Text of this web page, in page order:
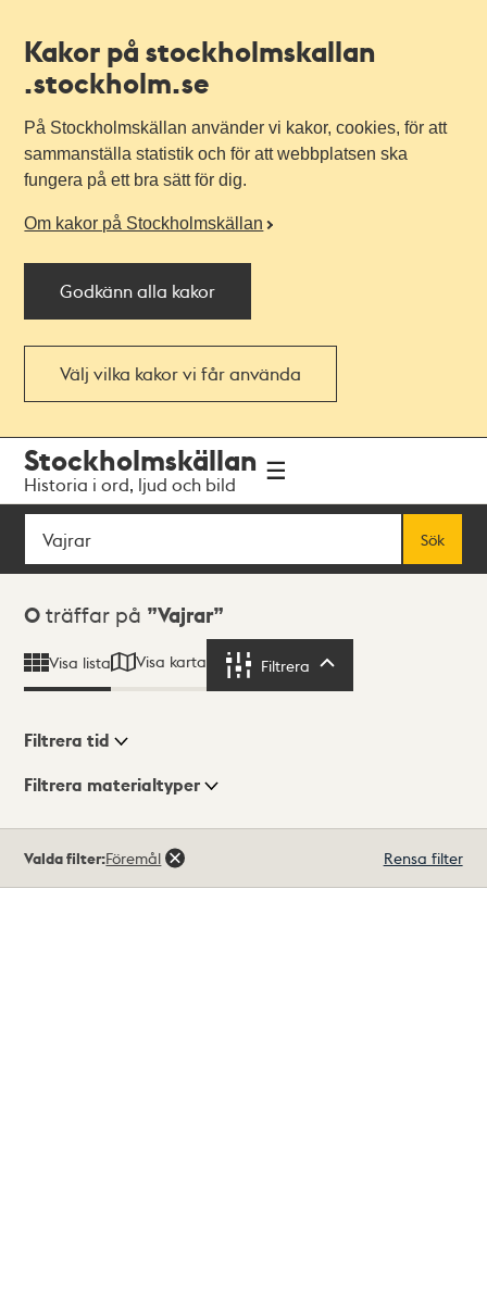
Kakor på stockholmskallan
.stockholm.se
På Stockholmskällan använder vi kakor, cookies, för att
sammanställa statistik och för att webbplatsen ska
fungera på ett bra sätt för dig.
Om kakor på Stockholmskällan
Godkänn alla kakor
Välj vilka kakor vi får använda
navigationen
huvudinnehållet
Stockholmskällan
Historia i ord, ljud och bild
Sök
Sök
Sökresultat
0 träffar på Vajrar
Visa lista Visa karta Filtrera
Visningsläge
Filtrera tid
Filtrera materialtyper
träffar
Valda filter:Föremål Rensa filter